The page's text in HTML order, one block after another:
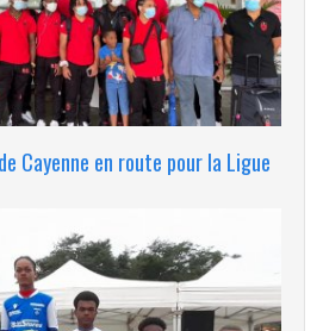
Cayenne en route pour la Ligue